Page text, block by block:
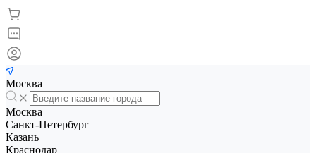
Москва
Москва
Санкт-Петербург
Казань
Краснодар